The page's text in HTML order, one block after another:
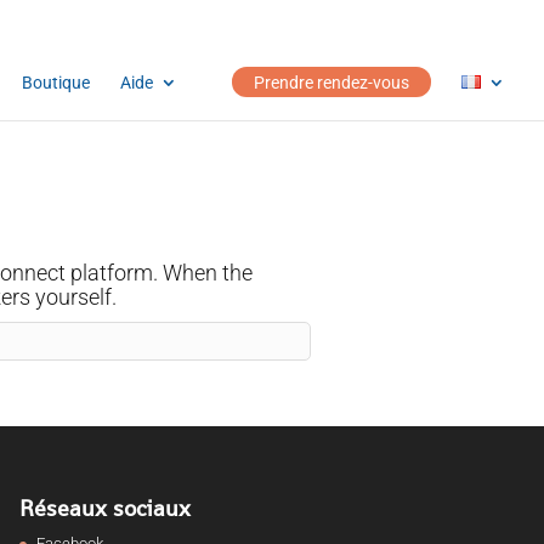
Boutique Aide Prendre rendez-vous
platform. When the
yourself.
Réseaux sociaux